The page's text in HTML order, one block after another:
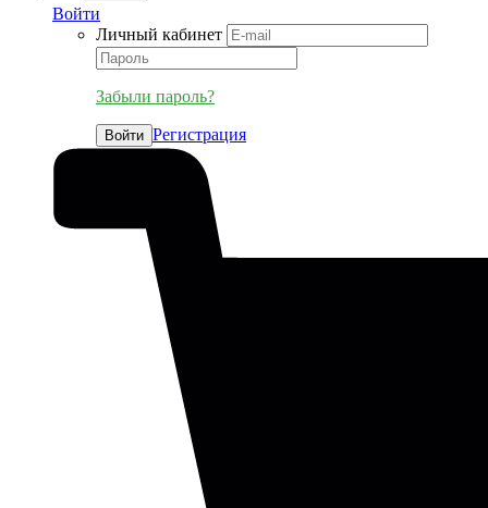
Войти
Личный кабинет
Забыли пароль?
Войти Регистрация